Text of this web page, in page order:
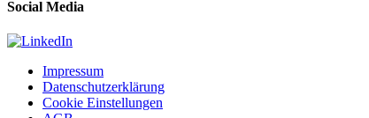
Social Media
Impressum
Datenschutzerklärung
Cookie Einstellungen